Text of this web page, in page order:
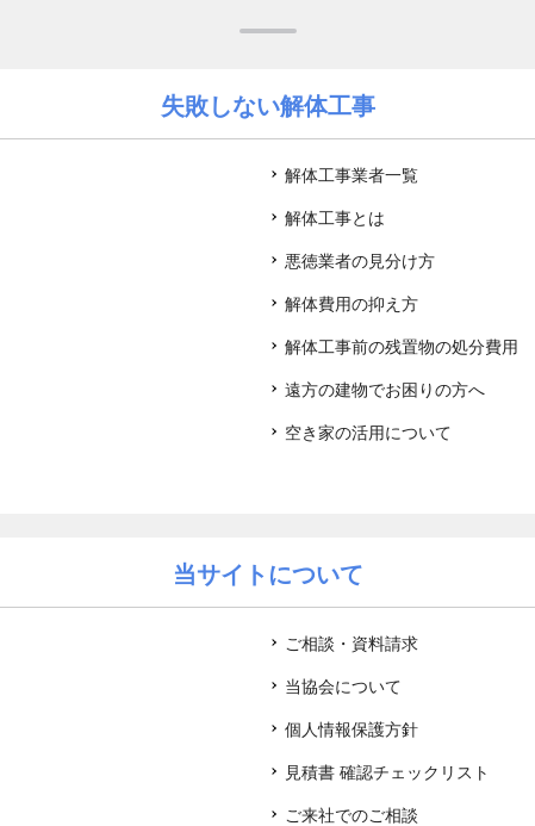
失敗しない解体工事
解体工事業者一覧
解体工事とは
悪徳業者の見分け方
解体費用の抑え方
解体工事前の残置物の処分費用
遠方の建物でお困りの方へ
空き家の活用について
当サイトについて
ご相談・資料請求
当協会について
個人情報保護方針
見積書 確認チェックリスト
ご来社でのご相談